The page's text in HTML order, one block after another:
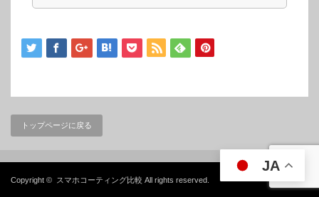
トップページに戻る
Copyright © スマホコーティング比較 All rights reserved.
JA